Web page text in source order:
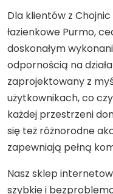
Dla klientów z
łazienkowe Purmo,
doskonałym
odpornością na
zaprojektowany z
użytkownikach, co
każdej przestrzeni
się też różnorodne
zapewniają pełną
Nasz sklep
szybkie i